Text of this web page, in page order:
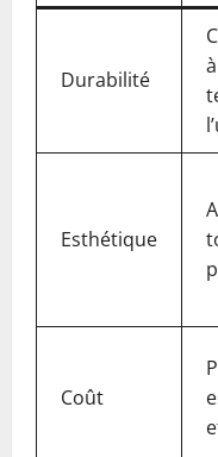
Durabilité
Esthétique
Coût